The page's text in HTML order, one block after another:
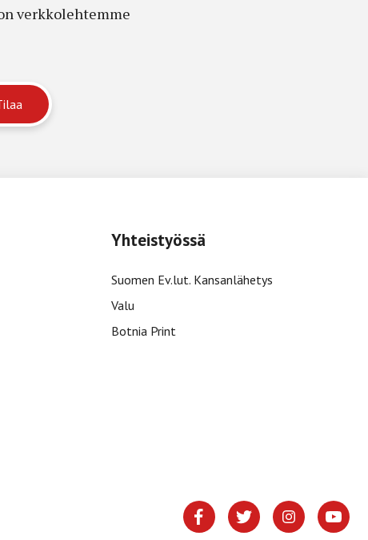
verkkolehtemme
Yhteistyössä
Suomen Ev.lut. Kansanlähetys
Valu
Botnia Print